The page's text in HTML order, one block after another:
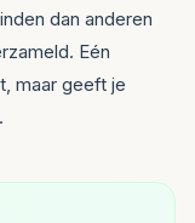
dan anderen
Eén
maar geeft je